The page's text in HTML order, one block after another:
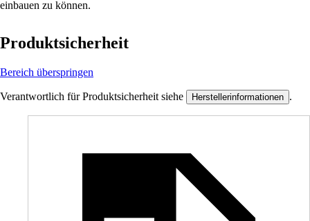
einbauen zu können.
Produktsicherheit
Bereich überspringen
Verantwortlich für Produktsicherheit siehe Herstellerinformationen .